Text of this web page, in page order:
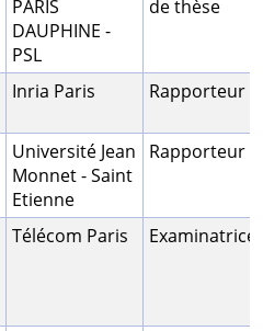
PARIS
DAUPHINE -
PSL
de thèse
Inria Paris Rapporteur
Université Jean
Monnet - Saint
Etienne
Rapporteur
Télécom Paris Examinatrice